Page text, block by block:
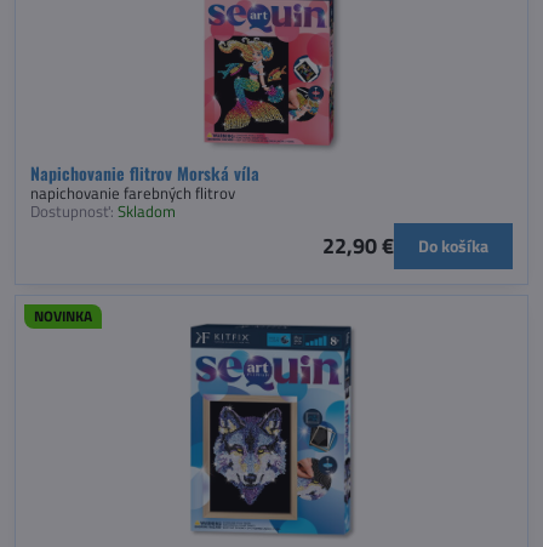
Napichovanie flitrov Morská víla
napichovanie farebných flitrov
Dostupnosť: Skladom
22,90 € Do košíka
NOVINKA